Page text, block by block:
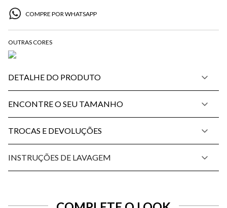
COMPRE POR WHATSAPP
DETALHE DO PRODUTO
ENCONTRE O SEU TAMANHO
TROCAS E DEVOLUÇÕES
INSTRUÇÕES DE LAVAGEM